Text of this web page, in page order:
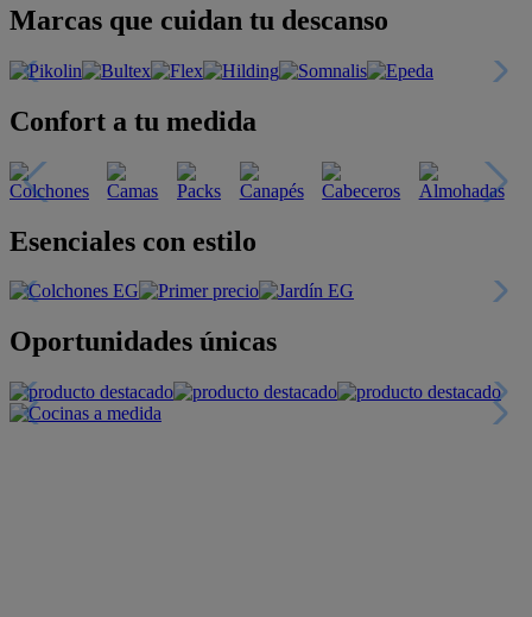
Marcas que cuidan tu descanso
Confort a tu medida
Esenciales con estilo
Oportunidades únicas